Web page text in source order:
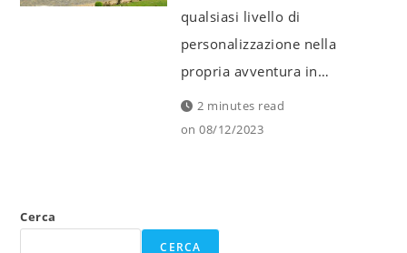
qualsiasi livello di
personalizzazione nella
propria avventura in…
2 minutes read
on08/12/2023
Cerca
CERCA